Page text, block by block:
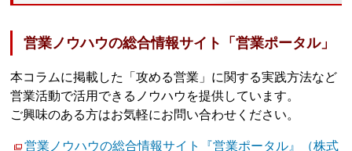
営業ノウハウの総合情報サイト「営業ポータル」
本コラムに掲載した「攻める営業」に関する実践方法など
営業活動で活用できるノウハウを提供しています。
ご興味のある方はお気軽にお問い合わせください。
営業ノウハウの総合情報サイト『営業ポータル』（株式